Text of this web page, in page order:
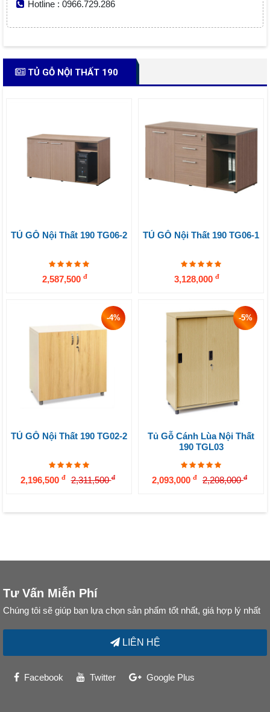
Hotline : 0966.729.286
TỦ GỖ NỘI THẤT 190
TỦ GỖ Nội Thất 190 TG06-2
2,587,500 đ
TỦ GỖ Nội Thất 190 TG06-1
3,128,000 đ
-4%
TỦ GỖ Nội Thất 190 TG02-2
2,196,500 đ 2,311,500đ
-5%
Tủ Gỗ Cánh Lùa Nội Thất
190 TGL03
2,093,000 đ 2,208,000đ
Tư Vấn Miễn Phí
Chúng tôi sẽ giúp bạn lựa chọn sản phẩm tốt nhất, giá hợp lý nhất
LIÊN HỆ
Facebook Twitter Google Plus